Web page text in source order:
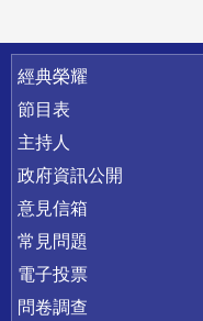
快速連結
經典榮耀
節目表
主持人
政府資訊公開
意見信箱
常見問題
電子投票
問卷調查